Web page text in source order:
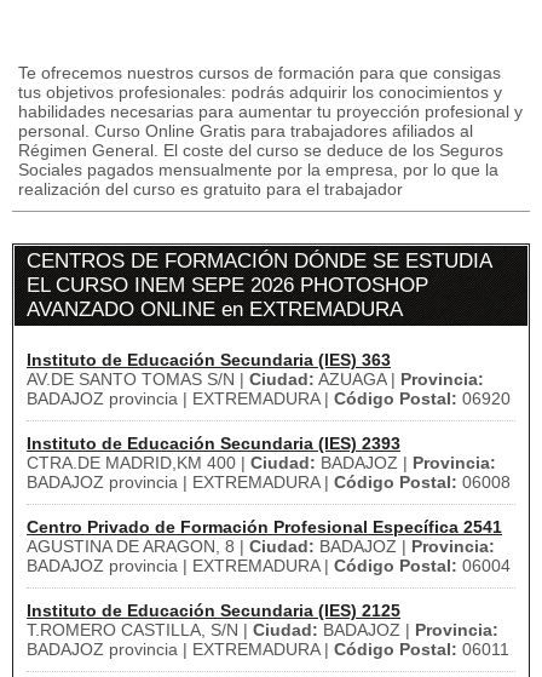
Te ofrecemos nuestros cursos de formación para que consigas
tus objetivos profesionales: podrás adquirir los conocimientos y
habilidades necesarias para aumentar tu proyección profesional y
personal. Curso Online Gratis para trabajadores afiliados al
Régimen General. El coste del curso se deduce de los Seguros
Sociales pagados mensualmente por la empresa, por lo que la
realización del curso es gratuito para el trabajador
CENTROS DE FORMACIÓN DÓNDE SE ESTUDIA
EL CURSO INEM SEPE 2026 PHOTOSHOP
AVANZADO ONLINE en EXTREMADURA
Instituto de Educación Secundaria (IES) 363
AV.DE SANTO TOMAS S/N | Ciudad: AZUAGA | Provincia:
BADAJOZ provincia | EXTREMADURA | Código Postal: 06920
Instituto de Educación Secundaria (IES) 2393
CTRA.DE MADRID,KM 400 | Ciudad: BADAJOZ | Provincia:
BADAJOZ provincia | EXTREMADURA | Código Postal: 06008
Centro Privado de Formación Profesional Específica 2541
AGUSTINA DE ARAGON, 8 | Ciudad: BADAJOZ | Provincia:
BADAJOZ provincia | EXTREMADURA | Código Postal: 06004
Instituto de Educación Secundaria (IES) 2125
T.ROMERO CASTILLA, S/N | Ciudad: BADAJOZ | Provincia:
BADAJOZ provincia | EXTREMADURA | Código Postal: 06011